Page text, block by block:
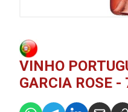
VINHO
GARCIA ROSE